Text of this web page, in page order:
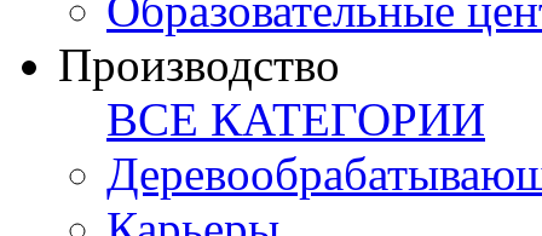
Производство
ВСЕ КАТЕГОРИИ